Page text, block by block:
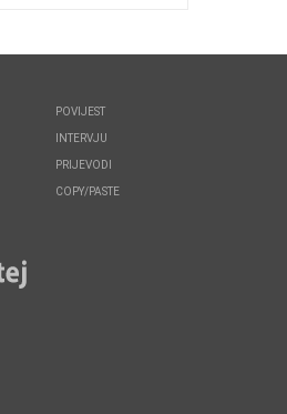
POVIJEST
INTERVJU
PRIJEVODI
COPY/PASTE